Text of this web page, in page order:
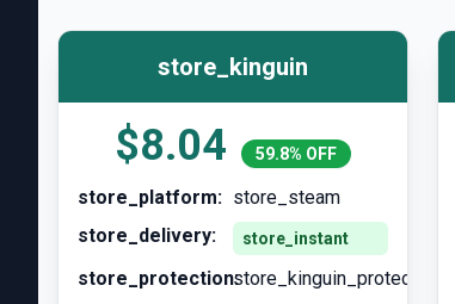
store_kinguin
$8.04 59.8% OFF
store_platform: store_steam
store_delivery:
store_instant
store_protection:store_kinguin_protection